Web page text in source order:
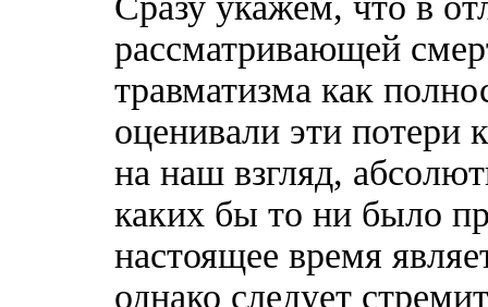
рассматривающей
травматизма как
оценивали эти потери
на наш взгляд,
каких бы то ни было
настоящее время
однако следует